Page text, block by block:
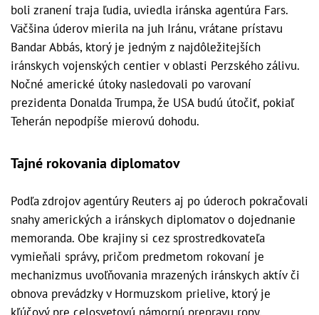
boli zranení traja ľudia, uviedla iránska agentúra Fars.
Väčšina úderov mierila na juh Iránu, vrátane prístavu
Bandar Abbás, ktorý je jedným z najdôležitejších
iránskych vojenských centier v oblasti Perzského zálivu.
Nočné americké útoky nasledovali po varovaní
prezidenta Donalda Trumpa, že USA budú útočiť, pokiaľ
Teherán nepodpíše mierovú dohodu.
Tajné rokovania diplomatov
Podľa zdrojov agentúry Reuters aj po úderoch pokračovali
snahy amerických a iránskych diplomatov o dojednanie
memoranda. Obe krajiny si cez sprostredkovateľa
vymieňali správy, pričom predmetom rokovaní je
mechanizmus uvoľňovania mrazených iránskych aktív či
obnova prevádzky v Hormuzskom prielive, ktorý je